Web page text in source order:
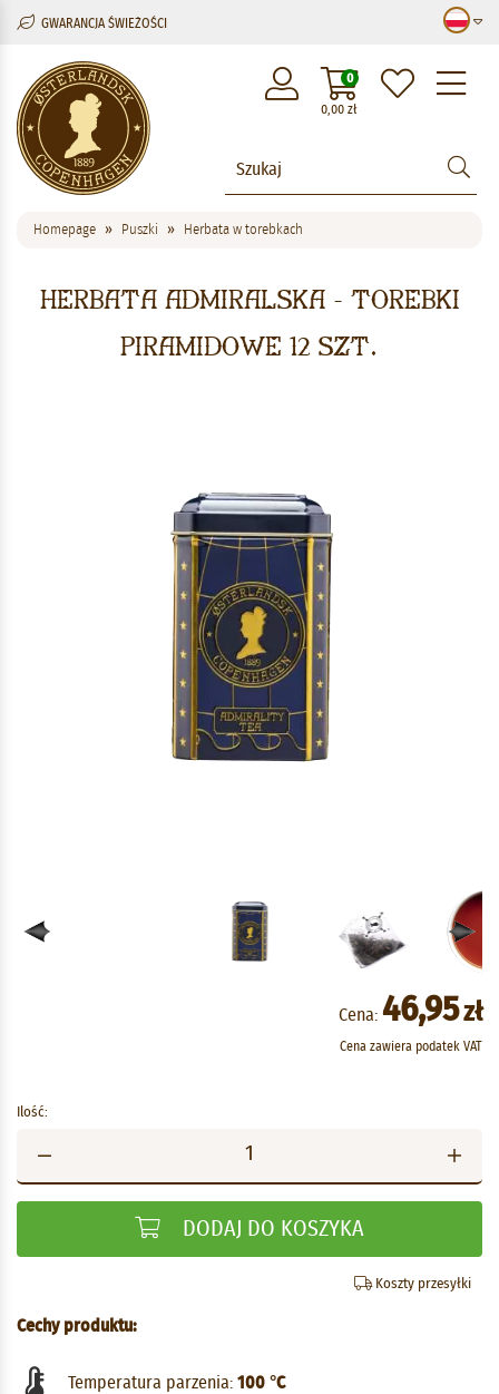
GWARANCJA ŚWIEŻOŚCI
0,00 zł
0
Homepage Puszki Herbata w torebkach
Herbata admiralska - torebki
piramidowe 12 szt.
Cena: 46,95zł
Cena zawiera podatek VAT
Ilość:
DODAJ DO KOSZYKA
Koszty przesyłki
Cechy produktu:
Temperatura parzenia: 100 °C